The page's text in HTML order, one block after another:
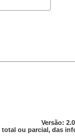
Versão:
ou parcial, das